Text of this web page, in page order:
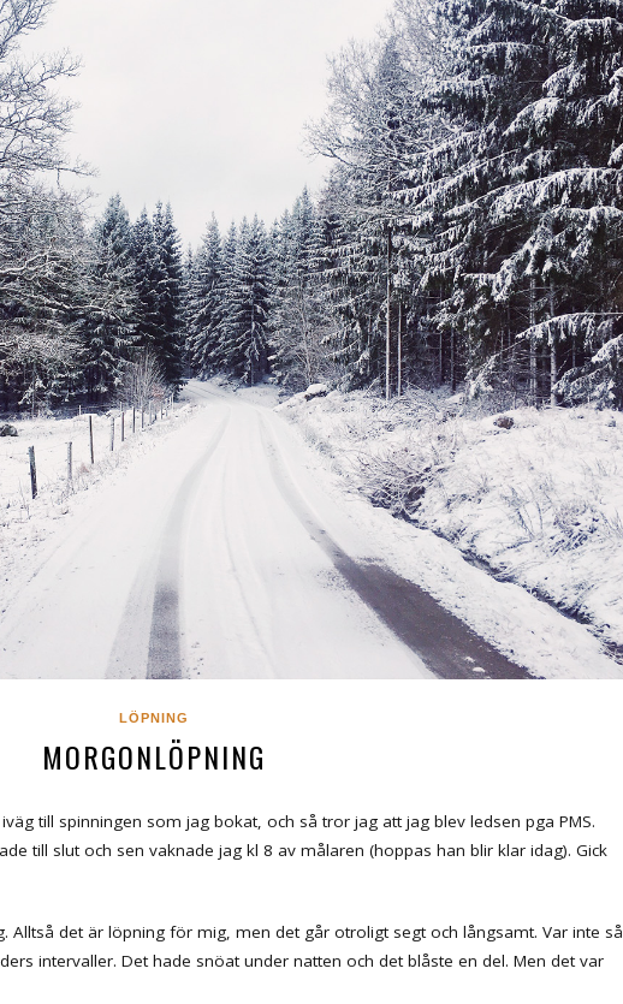
LÖPNING
MORGONLÖPNING
till spinningen som jag bokat, och så tror jag att jag blev ledsen pga PMS.
till slut och sen vaknade jag kl 8 av målaren (hoppas han blir klar idag). Gick
Alltså det är löpning för mig, men det går otroligt segt och långsamt. Var inte så
intervaller. Det hade snöat under natten och det blåste en del. Men det var